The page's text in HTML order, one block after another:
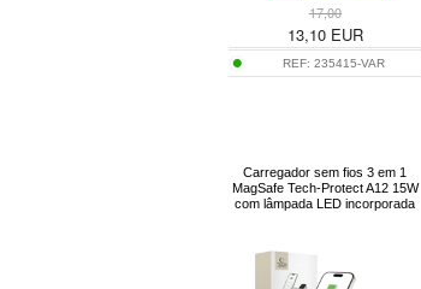
17,00
13,10EUR
REF:235415-VAR
Carregador sem fios 3 em 1
MagSafe Tech-Protect A12 15W
com lâmpada LED incorporada